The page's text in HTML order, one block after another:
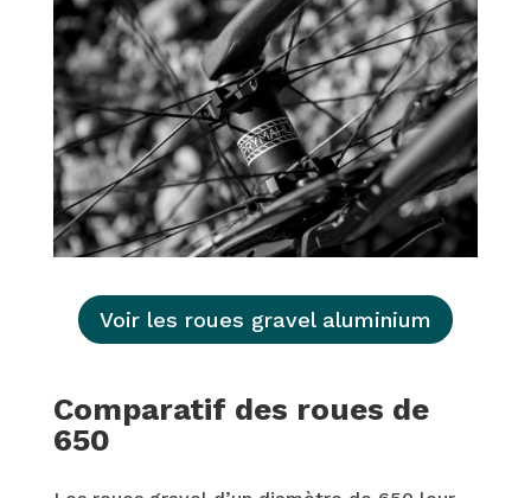
Voir les roues gravel aluminium
Comparatif des roues de
650